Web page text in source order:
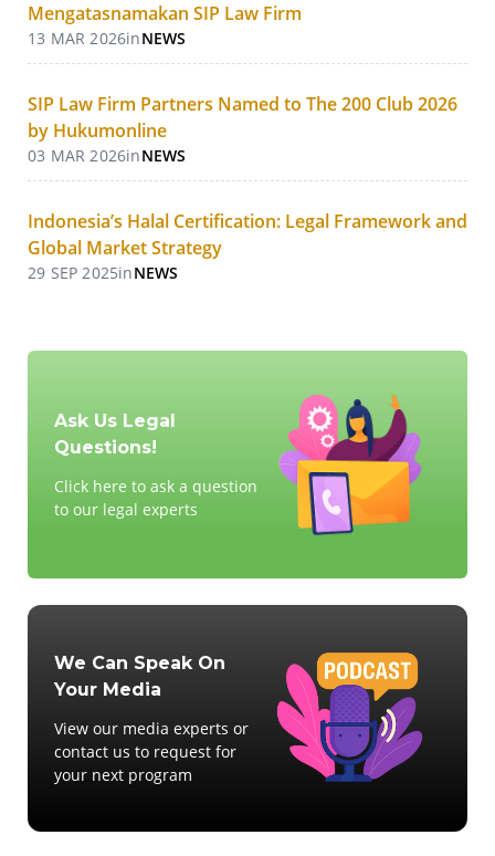
Mengatasnamakan SIP Law Firm
13 MAR 2026inNEWS
SIP Law Firm Partners Named to The 200 Club 2026
by Hukumonline
03 MAR 2026inNEWS
Indonesia’s Halal Certification: Legal Framework and
Global Market Strategy
29 SEP 2025inNEWS
Ask Us Legal
Questions!
Click here to ask a question
to our legal experts
We Can Speak On
Your Media
View our media experts or
contact us to request for
your next program